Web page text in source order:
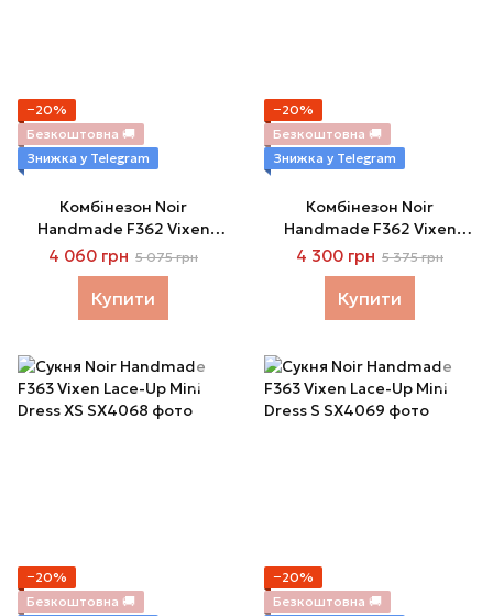
−20%
Безкоштовна 🚚
Знижка у Telegram
Комбінезон Noir
Handmade F362 Vixen
Lace-Up Bodysuit L
4 060 грн 5 075 грн
Купити
−20%
Безкоштовна 🚚
Знижка у Telegram
Комбінезон Noir
Handmade F362 Vixen
Lace-Up Bodysuit XL
4 300 грн 5 375 грн
Купити
−20%
Безкоштовна 🚚
−20%
Безкоштовна 🚚